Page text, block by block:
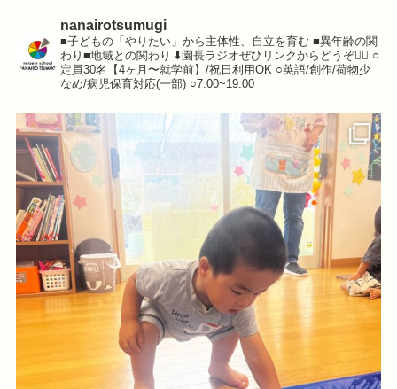
nanairotsumugi
■子どもの「やりたい」から主体性、自立を育む ■異年齢の関
わり■地域との関わり ⬇️園長ラジオぜひリンクからどうぞ💁‍♀️ ○
定員30名【4ヶ月〜就学前】/祝日利用OK○英語/創作/荷物少
なめ/病児保育対応(一部)○7:00~19:00